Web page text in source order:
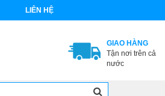
LIÊN HỆ
GIAO HÀNG
Tận nơi trên cả
nước